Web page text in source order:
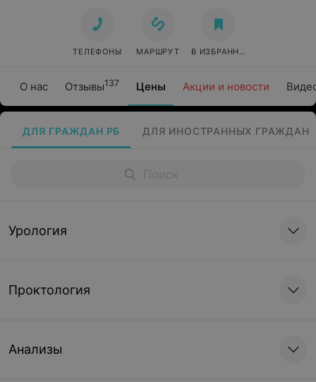
О нас Отзывы137 Цены Акции и новости
ТЕЛЕФОНЫ МАРШРУТ В ИЗБРАННОЕ
ДЛЯ ГРАЖДАН РБ ДЛЯ ИНОСТРАННЫХ ГРАЖДАН
Урология
Проктология
Анализы